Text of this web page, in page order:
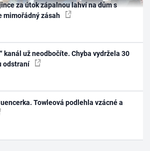
za útok zápalnou lahví na dům s
mimořádný zásah
kanál už neodbočíte. Chyba vydržela 30
odstraní
Towleová podlehla vzácné a